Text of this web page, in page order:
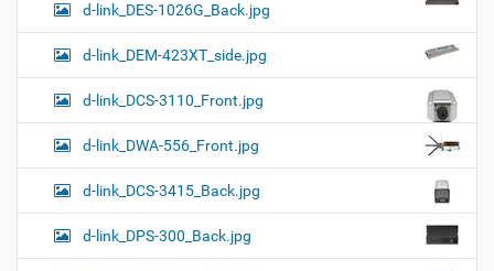
d-link_DES-1026G_Back.jpg
d-link_DEM-423XT_side.jpg
d-link_DCS-3110_Front.jpg
d-link_DWA-556_Front.jpg
d-link_DCS-3415_Back.jpg
d-link_DPS-300_Back.jpg